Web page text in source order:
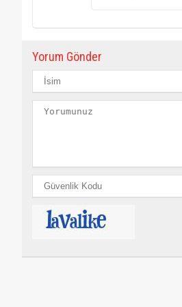
Yorum Gönder